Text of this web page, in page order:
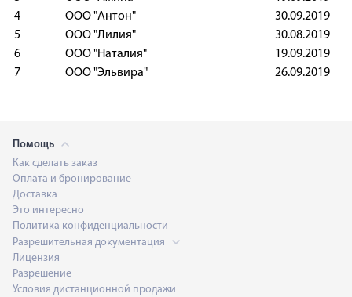
4
ООО "Антон"
5
ООО "Лилия"
6
ООО "Наталия"
7
ООО "Эльвира"
Помощь
Как сделать заказ
Оплата и бронирование
Доставка
Это интересно
Политика конфиденциальности
Разрешительная документация
Лицензия
Разрешение
Условия дистанционной продажи